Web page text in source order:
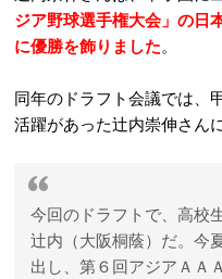
ジア野球選手権大会」の日
に優勝を飾りました。
同年のドラフト会議では、
活躍があった辻内崇伸さん
今回のドラフトで、高校
辻内（大阪桐蔭）だ。今
出し、第６回アジアＡＡ